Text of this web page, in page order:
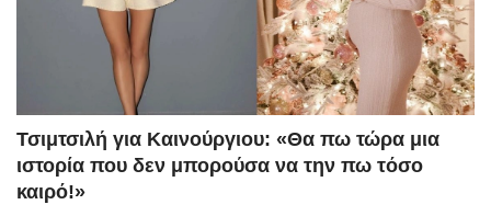
Τσιμτσιλή για Καινούργιου: «Θα πω τώρα μια
ιστορία που δεν μπορούσα να την πω τόσο
καιρό!»